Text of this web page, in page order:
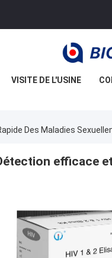
VISITE DE L'USINE
Des Maladies
efficace